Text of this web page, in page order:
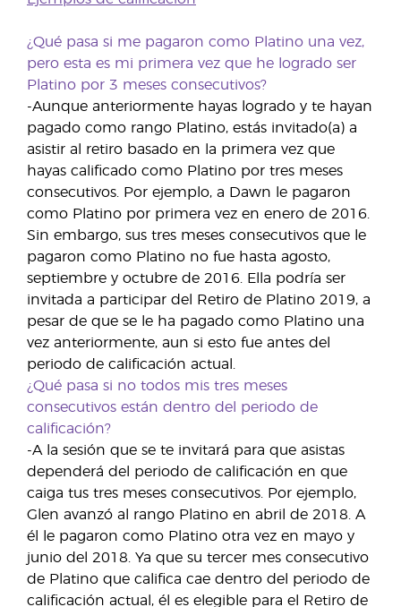
¿Qué pasa si me pagaron como Platino una vez,
pero esta es mi primera vez que he logrado ser
Platino por 3 meses consecutivos?
-Aunque anteriormente hayas logrado y te hayan
pagado como rango Platino, estás invitado(a) a
asistir al retiro basado en la primera vez que
hayas calificado como Platino por tres meses
consecutivos. Por ejemplo, a Dawn le pagaron
como Platino por primera vez en enero de 2016.
Sin embargo, sus tres meses consecutivos que le
pagaron como Platino no fue hasta agosto,
septiembre y octubre de 2016. Ella podría ser
invitada a participar del Retiro de Platino 2019, a
pesar de que se le ha pagado como Platino una
vez anteriormente, aun si esto fue antes del
periodo de calificación actual.
¿Qué pasa si no todos mis tres meses
consecutivos están dentro del periodo de
calificación?
-A la sesión que se te invitará para que asistas
dependerá del periodo de calificación en que
caiga tus tres meses consecutivos. Por ejemplo,
Glen avanzó al rango Platino en abril de 2018. A
él le pagaron como Platino otra vez en mayo y
junio del 2018. Ya que su tercer mes consecutivo
de Platino que califica cae dentro del periodo de
calificación actual, él es elegible para el Retiro de